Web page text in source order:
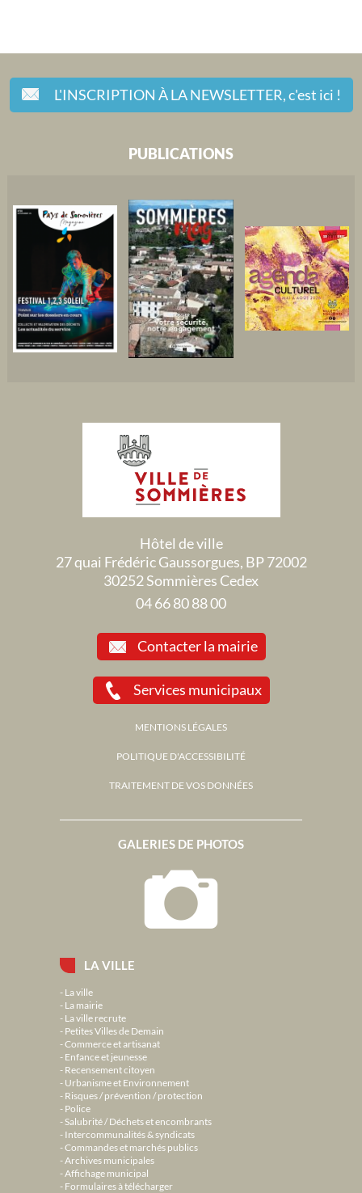
L'INSCRIPTION À LA NEWSLETTER,c'est ici !
LA VILLE
La ville
La mairie
La ville recrute
Petites Villes de Demain
Commerce et artisanat
Enfance et jeunesse
Recensement citoyen
Urbanisme et Environnement
Risques / prévention / protection
Police
Salubrité / Déchets et encombrants
Intercommunalités & syndicats
Commandes et marchés publics
Archives municipales
Affichage municipal
Formulaires à télécharger
GALERIES DE PHOTOS
PUBLICATIONS
Hôtel de ville
27 quai Frédéric Gaussorgues, BP 72002
30252 Sommières Cedex
04 66 80 88 00
Contacter la mairie
Services municipaux
MENTIONS LÉGALES
POLITIQUE D'ACCESSIBILITÉ
TRAITEMENT DE VOS DONNÉES